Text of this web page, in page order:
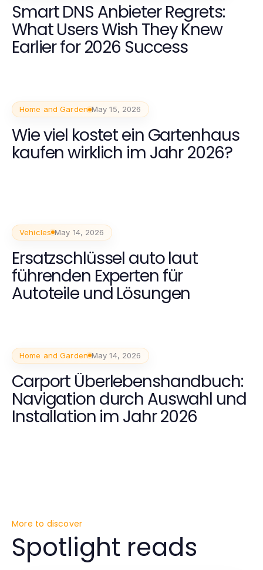
Smart DNS Anbieter Regrets:
What Users Wish They Knew
Earlier for 2026 Success
Home and Garden May 15, 2026
Wie viel kostet ein Gartenhaus
kaufen wirklich im Jahr 2026?
Vehicles May 14, 2026
Ersatzschlüssel auto laut
führenden Experten für
Autoteile und Lösungen
Home and Garden May 14, 2026
Carport Überlebenshandbuch:
Navigation durch Auswahl und
Installation im Jahr 2026
More to discover
Spotlight reads